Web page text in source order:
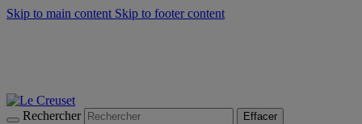
Skip to main content Skip to footer content
Rechercher Effacer